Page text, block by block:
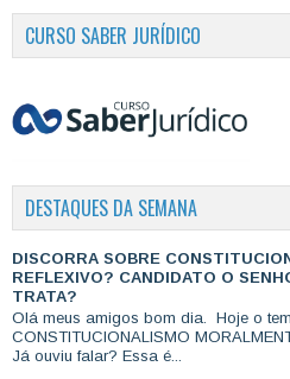
CURSO SABER JURÍDICO
DESTAQUES DA SEMANA
DISCORRA SOBRE
REFLEXIVO? CANDIDATO O
TRATA?
Olá meus amigos bom dia. Hoje o
CONSTITUCIONALISMO
Já ouviu falar? Essa é...